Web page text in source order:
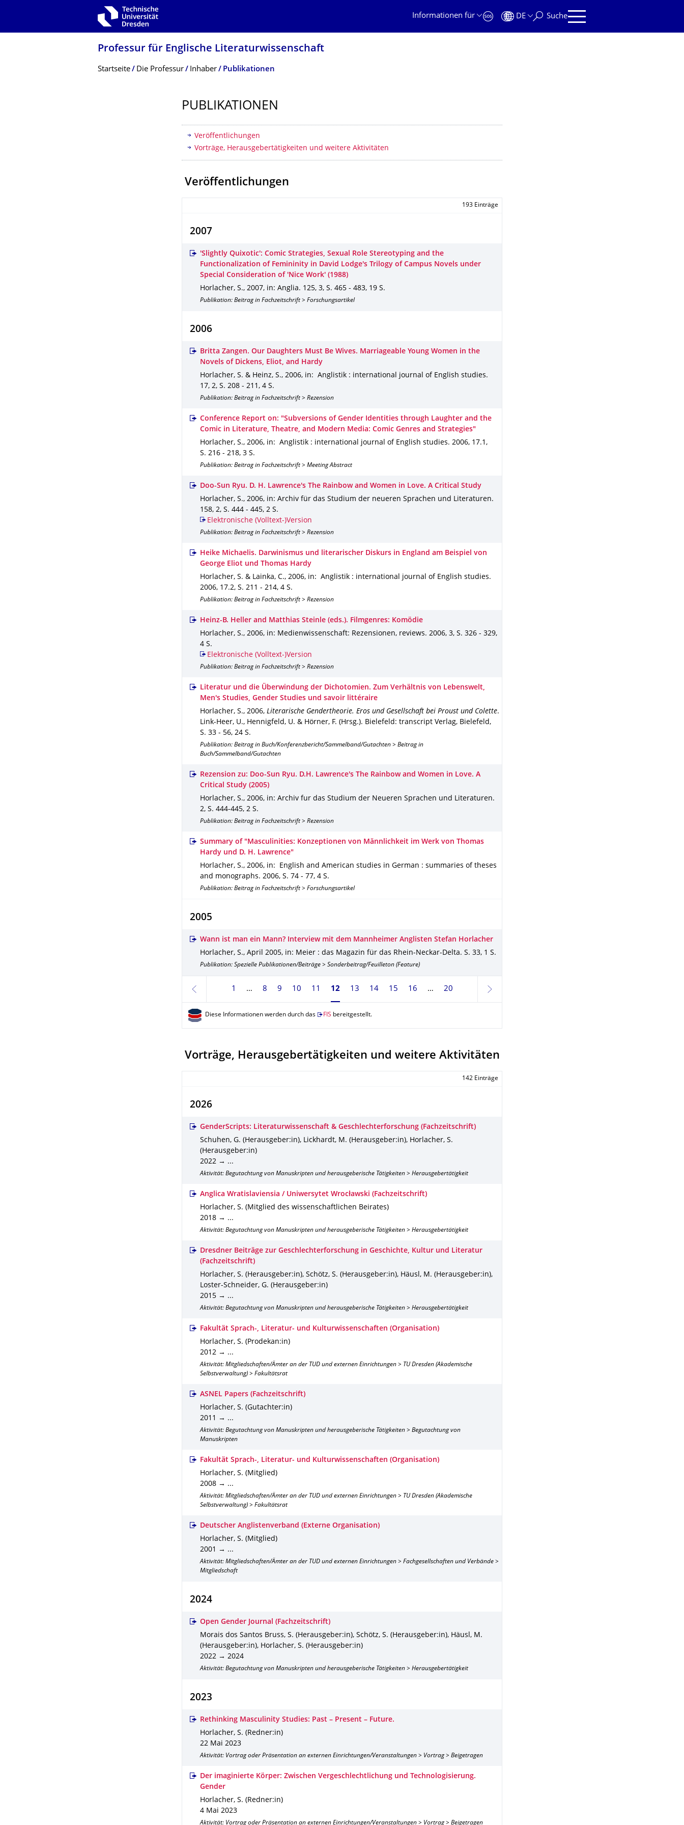
Zur Hauptnavigation springen
Informationen für
DE Suche
Professur für Englische Literaturwissen­schaft
Breadcrumb-Menü
Startseite Die Professur Inhaber Publikationen
PUBLIKATIONEN
Inhaltsverzeichnis
Veröffentlichungen
Vorträge, Herausgebertätigkeiten und weitere Aktivitäten
Veröffentlichungen
193 Einträge
2007
'Slightly Quixotic': Comic Strategies, Sexual Role Stereotyping and the
Functionalization of Femininity in David Lodge's Trilogy of Campus Novels under
Special Consideration of 'Nice Work' (1988)
Horlacher, S., 2007, in: Anglia. 125, 3, S. 465 - 483, 19 S.
Publikation: Beitrag in Fachzeitschrift > Forschungsartikel
2006
Britta Zangen. Our Daughters Must Be Wives. Marriageable Young Women in the
Novels of Dickens, Eliot, and Hardy
Horlacher, S. & Heinz, S., 2006, in: Anglistik : international journal of English studies.
17, 2, S. 208 - 211 , 4 S.
Publikation: Beitrag in Fachzeitschrift > Rezension
Conference Report on: "Subversions of Gender Identities through Laughter and the
Comic in Literature, Theatre, and Modern Media: Comic Genres and Strategies"
Horlacher, S., 2006, in: Anglistik : international journal of English studies. 2006, 17.1 ,
S. 216 - 218, 3 S.
Publikation: Beitrag in Fachzeitschrift > Meeting Abstract
Doo-Sun Ryu. D. H. Lawrence's The Rainbow and Women in Love. A Critical Study
Horlacher, S., 2006, in: Archiv für das Studium der neueren Sprachen und Literaturen.
158, 2, S. 444 - 445, 2 S.
Elektronische (Volltext-)Version
Publikation: Beitrag in Fachzeitschrift > Rezension
Heike Michaelis. Darwinismus und literarischer Diskurs in England am Beispiel von
George Eliot und Thomas Hardy
Horlacher, S. & Lainka, C., 2006, in: Anglistik : international journal of English studies.
2006, 17.2, S. 211 - 214, 4 S.
Publikation: Beitrag in Fachzeitschrift > Rezension
Heinz-B. Heller and Matthias Steinle (eds.). Filmgenres: Komödie
Horlacher, S., 2006, in: Medienwissenschaft: Rezensionen, reviews. 2006, 3, S. 326 - 329,
4 S.
Elektronische (Volltext-)Version
Publikation: Beitrag in Fachzeitschrift > Rezension
Literatur und die Überwindung der Dichotomien. Zum Verhältnis von Lebenswelt,
Men's Studies, Gender Studies und savoir littéraire
Horlacher, S., 2006, Literarische Gendertheorie. Eros und Gesellschaft bei Proust und Colette.
Link-Heer, U., Hennigfeld, U. & Hörner, F. (Hrsg.). Bielefeld : transcript Verlag, Bielefeld,
S. 33 - 56, 24 S.
Publikation: Beitrag in Buch/Konferenzbericht/Sammelband/Gutachten > Beitrag in
Buch/Sammelband/Gutachten
Rezension zu: Doo-Sun Ryu. D.H. Lawrence's The Rainbow and Women in Love. A
Critical Study (2005)
Horlacher, S., 2006, in: Archiv fur das Studium der Neueren Sprachen und Literaturen.
2, S. 444-445, 2 S.
Publikation: Beitrag in Fachzeitschrift > Rezension
Summary of "Masculinities: Konzeptionen von Männlichkeit im Werk von Thomas
Hardy und D. H. Lawrence"
Horlacher, S., 2006, in: English and American studies in German : summaries of theses
and monographs. 2006, S. 74 - 77, 4 S.
Publikation: Beitrag in Fachzeitschrift > Forschungsartikel
2005
Wann ist man ein Mann? Interview mit dem Mannheimer Anglisten Stefan Horlacher
Horlacher, S., April 2005, in: Meier : das Magazin für das Rhein-Neckar-Delta. S. 33, 1 S.
Publikation: Spezielle Publikationen/Beiträge > Sonderbeitrag/Feuilleton (Feature)
zurück
1 8 9 10 11 Seite 12, aktuell ausgewählt
12 13 14 15 16 20
weiter
Diese Informationen werden durch das FIS bereitgestellt.
Vorträge, Herausgebertätigkeiten und weitere Aktivitäten
142 Einträge
2026
GenderScripts: Literaturwissenschaft & Geschlechterforschung (Fachzeitschrift)
Schuhen, G. (Herausgeber:in), Lickhardt, M. (Herausgeber:in), Horlacher, S.
(Herausgeber:in)
2022 → ...
Aktivität: Begutachtung von Manuskripten und herausgeberische Tätigkeiten > Herausgebertätigkeit
Anglica Wratislaviensia / Uniwersytet Wrocławski (Fachzeitschrift)
Horlacher, S. (Mitglied des wissenschaftlichen Beirates)
2018 → ...
Aktivität: Begutachtung von Manuskripten und herausgeberische Tätigkeiten > Herausgebertätigkeit
Dresdner Beiträge zur Geschlechterforschung in Geschichte, Kultur und Literatur
(Fachzeitschrift)
Horlacher, S. (Herausgeber:in), Schötz, S. (Herausgeber:in), Häusl, M. (Herausgeber:in),
Loster-Schneider, G. (Herausgeber:in)
2015 → ...
Aktivität: Begutachtung von Manuskripten und herausgeberische Tätigkeiten > Herausgebertätigkeit
Fakultät Sprach-, Literatur- und Kulturwissenschaften (Organisation)
Horlacher, S. (Prodekan:in)
2012 → ...
Aktivität: Mitgliedschaften/Ämter an der TUD und externen Einrichtungen > TU Dresden (Akademische
Selbstverwaltung) > Fakultätsrat
ASNEL Papers (Fachzeitschrift)
Horlacher, S. (Gutachter:in)
2011 → ...
Aktivität: Begutachtung von Manuskripten und herausgeberische Tätigkeiten > Begutachtung von
Manuskripten
Fakultät Sprach-, Literatur- und Kulturwissenschaften (Organisation)
Horlacher, S. (Mitglied)
2008 → ...
Aktivität: Mitgliedschaften/Ämter an der TUD und externen Einrichtungen > TU Dresden (Akademische
Selbstverwaltung) > Fakultätsrat
Deutscher Anglistenverband (Externe Organisation)
Horlacher, S. (Mitglied)
2001 → ...
Aktivität: Mitgliedschaften/Ämter an der TUD und externen Einrichtungen > Fachgesellschaften und Verbände >
Mitgliedschaft
2024
Open Gender Journal (Fachzeitschrift)
Morais dos Santos Bruss, S. (Herausgeber:in), Schötz, S. (Herausgeber:in), Häusl, M.
(Herausgeber:in), Horlacher, S. (Herausgeber:in)
2022 → 2024
Aktivität: Begutachtung von Manuskripten und herausgeberische Tätigkeiten > Herausgebertätigkeit
2023
Rethinking Masculinity Studies: Past – Present – Future.
Horlacher, S. (Redner:in)
22 Mai 2023
Aktivität: Vortrag oder Präsentation an externen Einrichtungen/Veranstaltungen > Vortrag > Beigetragen
Der imaginierte Körper: Zwischen Vergeschlechtlichung und Technologisierung.
Gender
Horlacher, S. (Redner:in)
4 Mai 2023
Aktivität: Vortrag oder Präsentation an externen Einrichtungen/Veranstaltungen > Vortrag > Beigetragen